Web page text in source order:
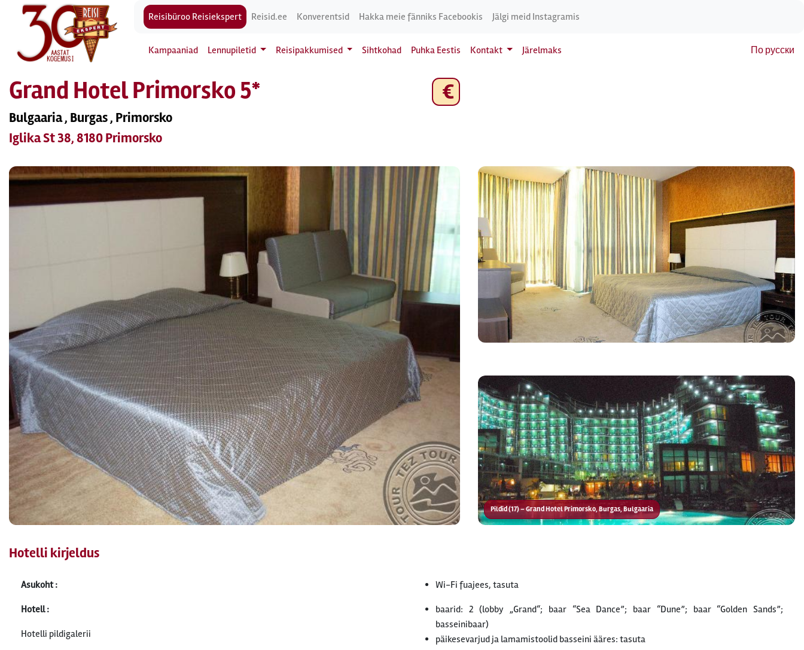
Reisibüroo Reisiekspert Reisid.ee Konverentsid Hakka meie fänniks Facebookis Jälgi meid Instagramis
Kampaaniad Lennupiletid Reisipakkumised Sihtkohad Puhka Eestis Kontakt Järelmaks По русски
Grand Hotel Primorsko 5*
Bulgaaria , Burgas , Primorsko
Iglika St 38, 8180 Primorsko
€
Pildid (17) – Grand Hotel Primorsko, Burgas, Bulgaaria
Hotelli kirjeldus
Asukoht :
Hotell :
Hotelli pildigalerii
Wi-Fi fuajees, tasuta
baarid: 2 (lobby „Grand“; baar “Sea Dance”; baar “Dune”; baar “Golden Sands”;
basseinibaar)
päikesevarjud ja lamamistoolid basseini ääres: tasuta